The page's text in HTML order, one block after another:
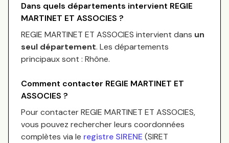
Dans quels départements intervient REGIE
MARTINET ET ASSOCIES ?
REGIE MARTINET ET ASSOCIES intervient dans un
seul département. Les départements
principaux sont : Rhône.
Comment contacter REGIE MARTINET ET
ASSOCIES ?
Pour contacterREGIE MARTINET ET ASSOCIES,
vous pouvez rechercher leurs coordonnées
complètes via le registre SIRENE (SIRET